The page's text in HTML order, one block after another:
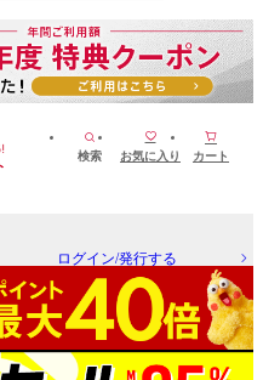
検索 お気に入り カート
ログイン/発行する